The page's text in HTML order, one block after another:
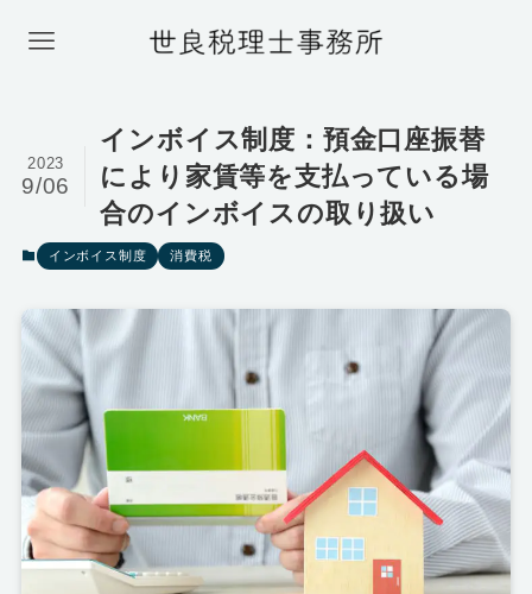
インボイス制度：預金口座振替
により家賃等を支払っている場
合のインボイスの取り扱い
2023
9/06
インボイス制度 消費税